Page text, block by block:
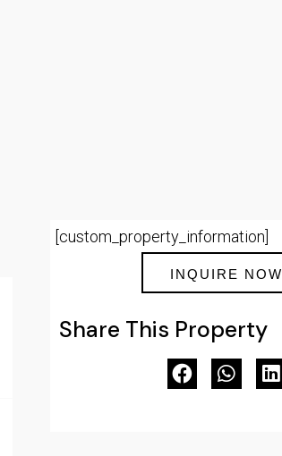
[custom_property_information]
INQUIRE NOW
Share This Property